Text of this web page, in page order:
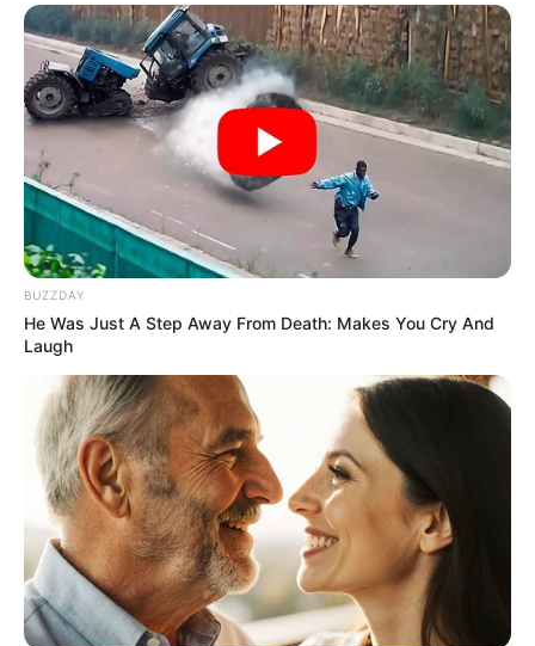
Walgreens Hides This $1 Generic Viagra - Here's The
Aisle It's Really In.
FRIDAY PLANS
BUZZDAY
He Was Just A Step Away From Death: Makes You Cry And
Laugh